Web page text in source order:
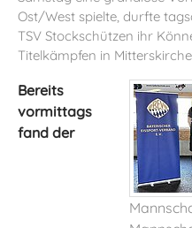
Ost/West spielte, durfte
TSV Stockschützen ihr
Titelkämpfen in
Bereits
vormittags
fand der